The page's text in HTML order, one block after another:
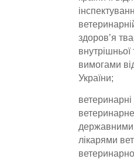
здоров’я
внутрішньої
вимогами
України;
державними
лікарями